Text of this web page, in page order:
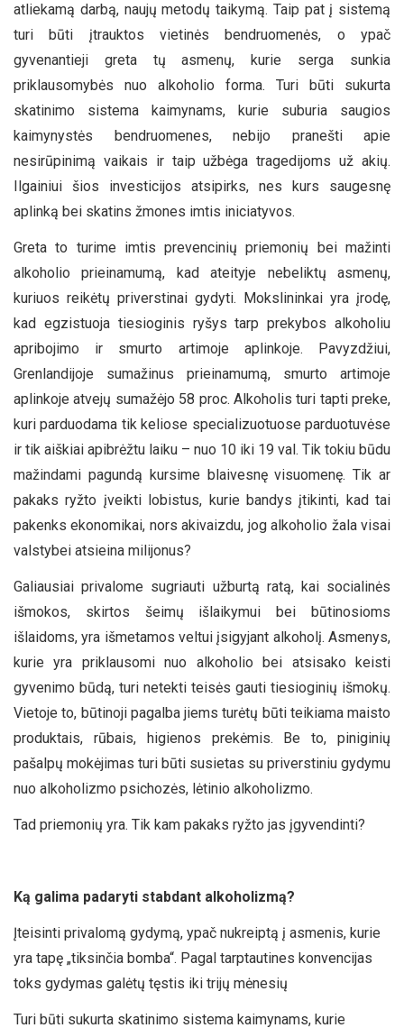
atliekamą darbą, naujų metodų taikymą. Taip pat į sistemą
turi būti įtrauktos vietinės bendruomenės, o ypač
gyvenantieji greta tų asmenų, kurie serga sunkia
priklausomybės nuo alkoholio forma. Turi būti sukurta
skatinimo sistema kaimynams, kurie suburia saugios
kaimynystės bendruomenes, nebijo pranešti apie
nesirūpinimą vaikais ir taip užbėga tragedijoms už akių.
Ilgainiui šios investicijos atsipirks, nes kurs saugesnę
aplinką bei skatins žmones imtis iniciatyvos.
Greta to turime imtis prevencinių priemonių bei mažinti
alkoholio prieinamumą, kad ateityje nebeliktų asmenų,
kuriuos reikėtų priverstinai gydyti. Mokslininkai yra įrodę,
kad egzistuoja tiesioginis ryšys tarp prekybos alkoholiu
apribojimo ir smurto artimoje aplinkoje. Pavyzdžiui,
Grenlandijoje sumažinus prieinamumą, smurto artimoje
aplinkoje atvejų sumažėjo 58 proc. Alkoholis turi tapti preke,
kuri parduodama tik keliose specializuotuose parduotuvėse
ir tik aiškiai apibrėžtu laiku – nuo 10 iki 19 val. Tik tokiu būdu
mažindami pagundą kursime blaivesnę visuomenę. Tik ar
pakaks ryžto įveikti lobistus, kurie bandys įtikinti, kad tai
pakenks ekonomikai, nors akivaizdu, jog alkoholio žala visai
valstybei atsieina milijonus?
Galiausiai privalome sugriauti užburtą ratą, kai socialinės
išmokos, skirtos šeimų išlaikymui bei būtinosioms
išlaidoms, yra išmetamos veltui įsigyjant alkoholį. Asmenys,
kurie yra priklausomi nuo alkoholio bei atsisako keisti
gyvenimo būdą, turi netekti teisės gauti tiesioginių išmokų.
Vietoje to, būtinoji pagalba jiems turėtų būti teikiama maisto
produktais, rūbais, higienos prekėmis. Be to, piniginių
pašalpų mokėjimas turi būti susietas su priverstiniu gydymu
nuo alkoholizmo psichozės, lėtinio alkoholizmo.
Tad priemonių yra. Tik kam pakaks ryžto jas įgyvendinti?
Ką galima padaryti stabdant alkoholizmą?
Įteisinti privalomą gydymą, ypač nukreiptą į asmenis, kurie
yra tapę „tiksinčia bomba“. Pagal tarptautines konvencijas
toks gydymas galėtų tęstis iki trijų mėnesių
Turi būti sukurta skatinimo sistema kaimynams, kurie